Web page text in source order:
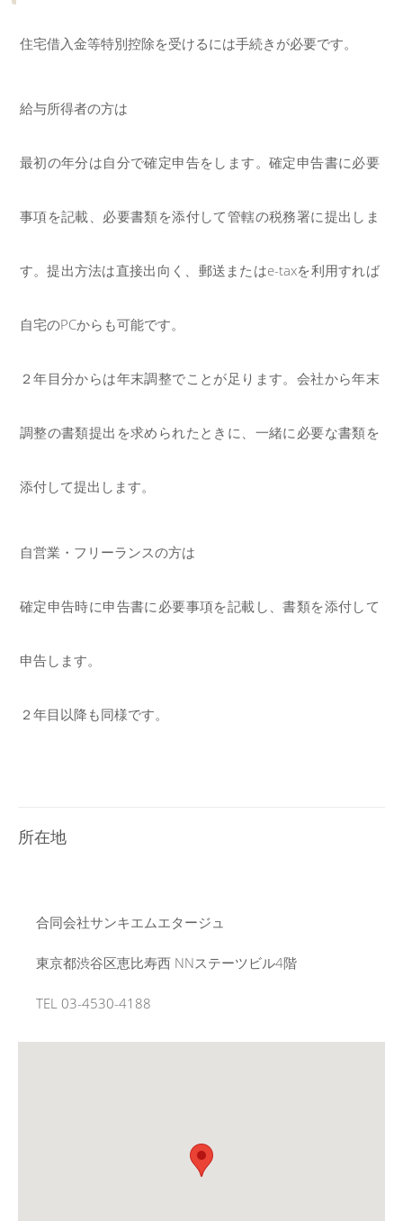
住宅借入金等特別控除を受けるには手続きが必要です。
給与所得者の方は
最初の年分は自分で確定申告をします。確定申告書に必要
事項を記載、必要書類を添付して管轄の税務署に提出しま
す。提出方法は直接出向く、郵送またはe-taxを利用すれば
自宅のPCからも可能です。
２年目分からは年末調整でことが足ります。会社から年末
調整の書類提出を求められたときに、一緒に必要な書類を
添付して提出します。
自営業・フリーランスの方は
確定申告時に申告書に必要事項を記載し、書類を添付して
申告します。
２年目以降も同様です。
所在地
合同会社サンキエムエタージュ
東京都渋谷区恵比寿西 NNステーツビル4階
TEL 03-4530-4188